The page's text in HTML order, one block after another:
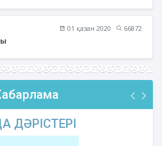
01 қазан 2020
66872
ДӘРІСТЕРІ